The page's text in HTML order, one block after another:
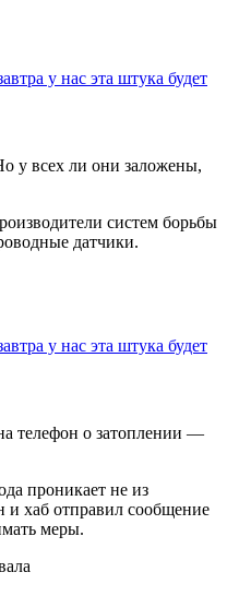
у нас эта штука будет
у всех ли они заложены,
систем борьбы
датчики.
у нас эта штука будет
телефон о затоплении —
проникает не из
и хаб отправил сообщение
меры.